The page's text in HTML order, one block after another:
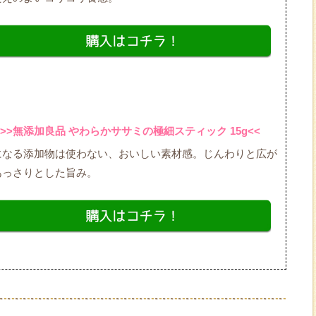
>>無添加良品 やわらかササミの極細スティック 15g<<
る添加物は使わない、おいしい素材感。じんわりと広が
さりとした旨み。